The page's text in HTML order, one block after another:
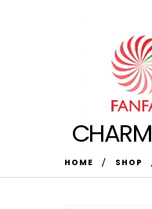
CHARM
HOME SHOP